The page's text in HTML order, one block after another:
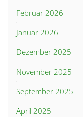
Februar 2026
Januar 2026
Dezember 2025
November 2025
September 2025
April 2025